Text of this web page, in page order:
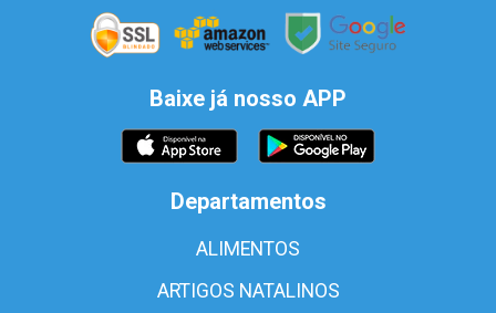
Baixe já nosso APP
Departamentos
ALIMENTOS
ARTIGOS NATALINOS